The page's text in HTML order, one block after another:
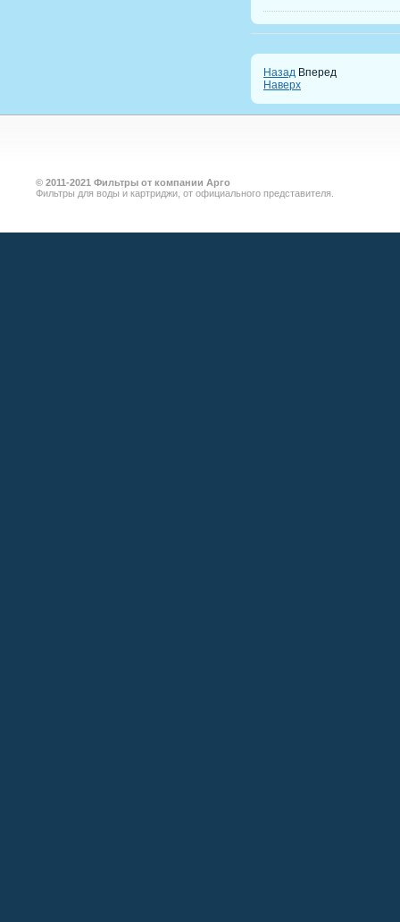
Назад Вперед
Наверх
© 2011-2021 Фильтры от компании Арго
Фильтры для воды и картриджи, от официального представителя.